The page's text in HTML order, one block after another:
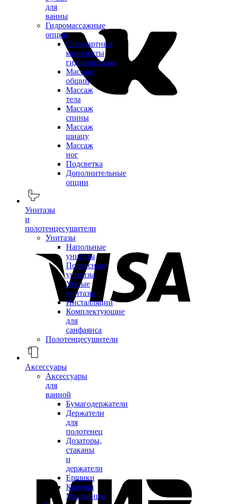
для
ванны
Гидромассажные
опции
Стандартные
комплекты
гидромассажа
Массаж
общий
Массаж
тела
Массаж
спины
Массаж
шиацу
Массаж
ног
Подсветка
Дополнительные
опции
Унитазы
и
полотенцесушители
Унитазы
Напольные
унитазы
Подвесные
унитазы
Умные
унитазы
Инсталляции
Комплектующие
для
санфаянса
Полотенцесушители
Аксессуары
Аксессуары
для
ванной
Бумагодержатели
Держатели
для
полотенец
Дозаторы,
стаканы
и
держатели
Ершики
Крючки
Мыльницы